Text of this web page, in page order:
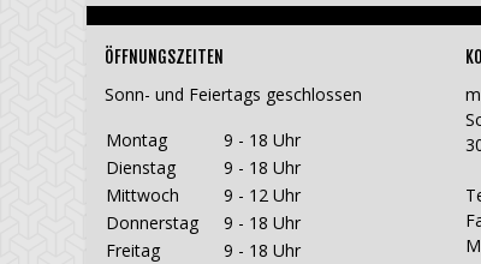
ÖFFNUNGSZEITEN
Sonn- und Feiertags geschlossen
Montag
9 - 18 Uhr
Dienstag
9 - 18 Uhr
Mittwoch
9 - 12 Uhr
Donnerstag
9 - 18 Uhr
Freitag
9 - 18 Uhr